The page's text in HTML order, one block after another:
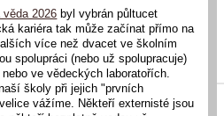
věda 2026 byl vybrán půltucet
kariéra tak může začínat přímo na
více než dvacet ve školním
spolupráci (nebo už spolupracuje)
ve vědeckých laboratořích.
školy při jejich "prvních
vážíme. Někteří externisté jsou